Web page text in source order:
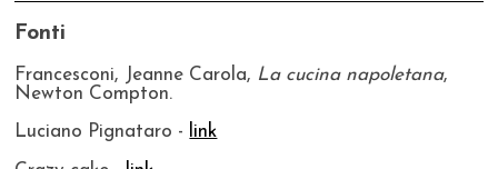
Fonti
Francesconi, Jeanne Carola, La cucina napoletana,
Newton Compton.
Luciano Pignataro - link